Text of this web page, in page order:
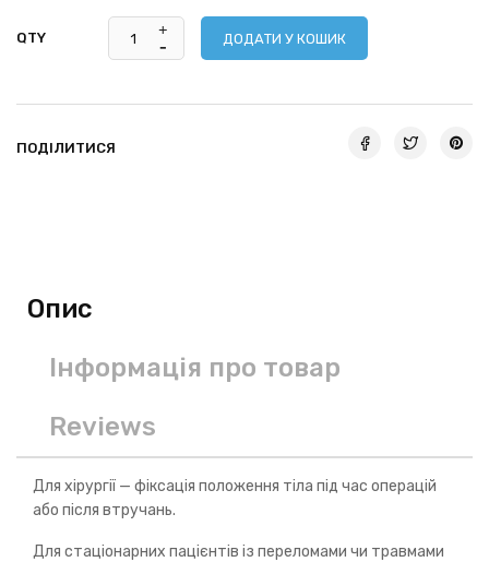
QTY ДОДАТИ У КОШИК
ПОДІЛИТИСЯ
Опис
Інформація про товар
Reviews
Для хірургії — фіксація положення тіла під час операцій
або після втручань.
Для стаціонарних пацієнтів із переломами чи травмами